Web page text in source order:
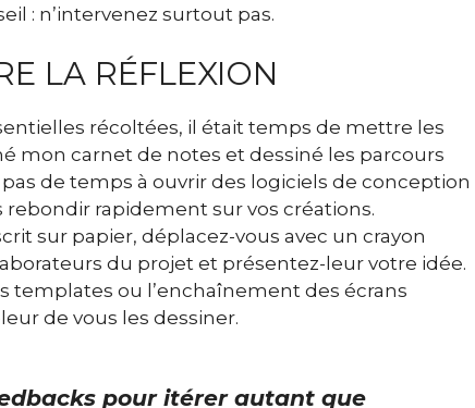
: n’intervenez surtout pas.
LA RÉFLEXION
récoltées, il était temps de mettre les
mon carnet de notes et dessiné les parcours
de temps à ouvrir des logiciels de conception
rebondir rapidement sur vos créations.
sur papier, déplacez-vous avec un crayon
du projet et présentez-leur votre idée.
templates ou l’enchaînement des écrans
de vous les dessiner.
pour itérer autant que